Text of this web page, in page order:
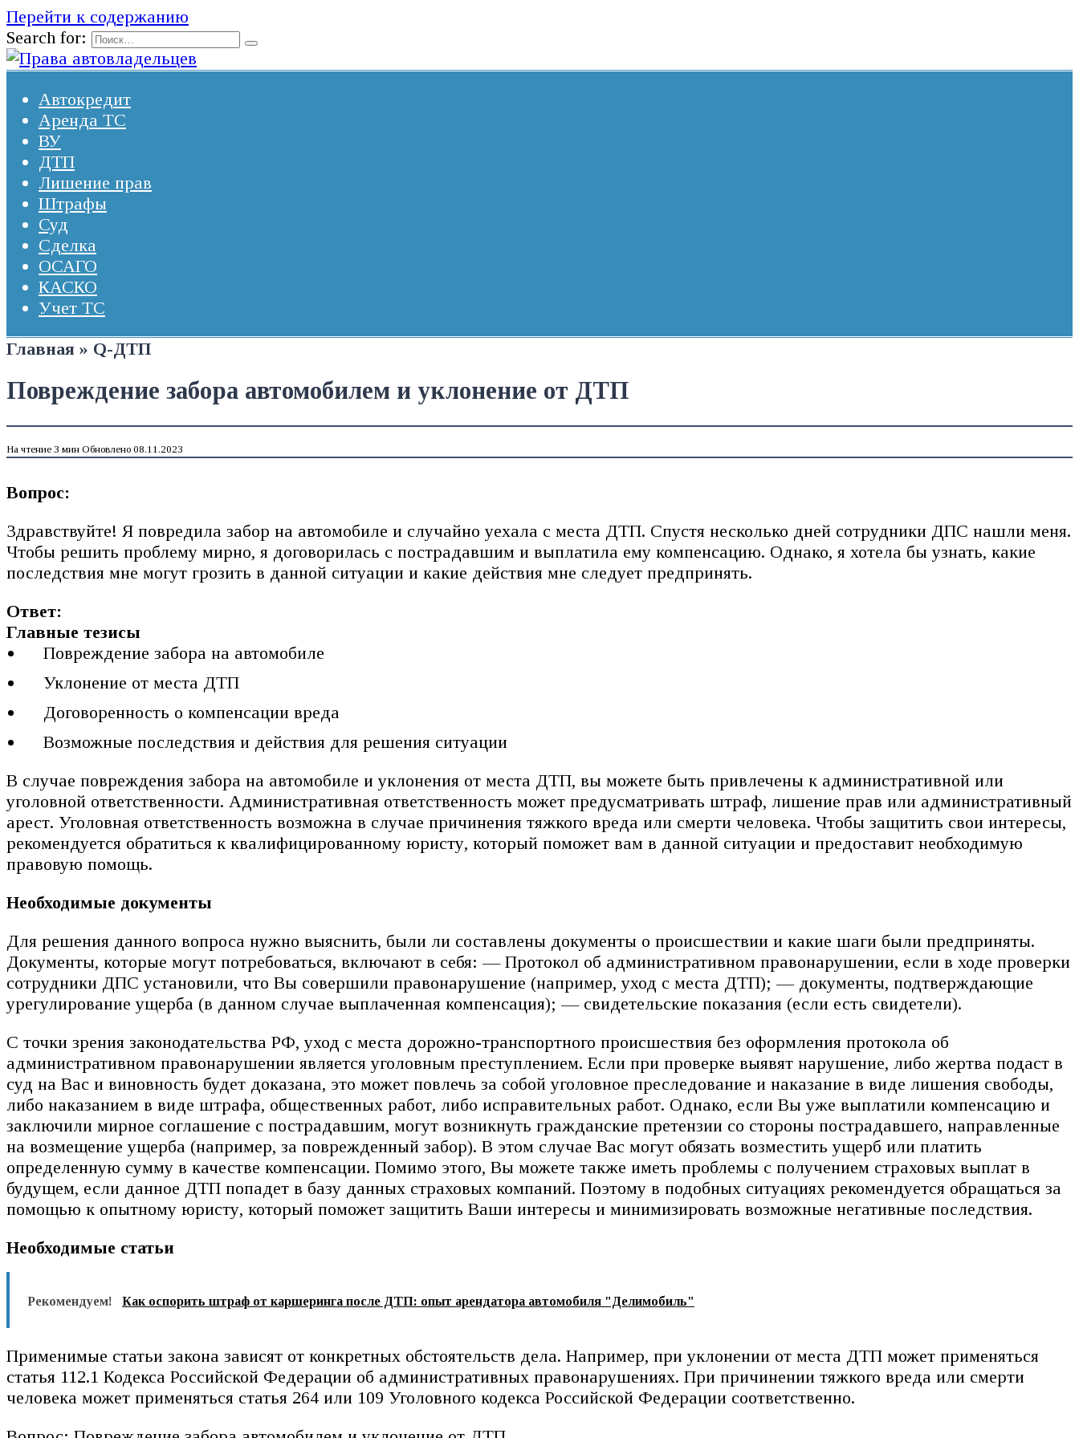
Перейти к содержанию
Search for:
Автокредит
Аренда ТС
ВУ
ДТП
Лишение прав
Штрафы
Суд
Сделка
ОСАГО
КАСКО
Учет ТС
Главная » Q-ДТП
Повреждение забора автомобилем и уклонение от ДТП
На чтение 3 мин Обновлено 08.11.2023
Вопрос:
Здравствуйте! Я повредила забор на автомобиле и случайно уехала с места ДТП. Спустя несколько дней сотрудники ДПС нашли меня.
Чтобы решить проблему мирно, я договорилась с пострадавшим и выплатила ему компенсацию. Однако, я хотела бы узнать, какие
последствия мне могут грозить в данной ситуации и какие действия мне следует предпринять.
Ответ:
Главные тезисы
Повреждение забора на автомобиле
Уклонение от места ДТП
Договоренность о компенсации вреда
Возможные последствия и действия для решения ситуации
В случае повреждения забора на автомобиле и уклонения от места ДТП, вы можете быть привлечены к административной или
уголовной ответственности. Административная ответственность может предусматривать штраф, лишение прав или административный
арест. Уголовная ответственность возможна в случае причинения тяжкого вреда или смерти человека. Чтобы защитить свои интересы,
рекомендуется обратиться к квалифицированному юристу, который поможет вам в данной ситуации и предоставит необходимую
правовую помощь.
Необходимые документы
Для решения данного вопроса нужно выяснить, были ли составлены документы о происшествии и какие шаги были предприняты.
Документы, которые могут потребоваться, включают в себя: — Протокол об административном правонарушении, если в ходе проверки
сотрудники ДПС установили, что Вы совершили правонарушение (например, уход с места ДТП); — документы, подтверждающие
урегулирование ущерба (в данном случае выплаченная компенсация); — свидетельские показания (если есть свидетели).
С точки зрения законодательства РФ, уход с места дорожно-транспортного происшествия без оформления протокола об
административном правонарушении является уголовным преступлением. Если при проверке выявят нарушение, либо жертва подаст в
суд на Вас и виновность будет доказана, это может повлечь за собой уголовное преследование и наказание в виде лишения свободы,
либо наказанием в виде штрафа, общественных работ, либо исправительных работ. Однако, если Вы уже выплатили компенсацию и
заключили мирное соглашение с пострадавшим, могут возникнуть гражданские претензии со стороны пострадавшего, направленные
на возмещение ущерба (например, за поврежденный забор). В этом случае Вас могут обязать возместить ущерб или платить
определенную сумму в качестве компенсации. Помимо этого, Вы можете также иметь проблемы с получением страховых выплат в
будущем, если данное ДТП попадет в базу данных страховых компаний. Поэтому в подобных ситуациях рекомендуется обращаться за
помощью к опытному юристу, который поможет защитить Ваши интересы и минимизировать возможные негативные последствия.
Необходимые статьи
Рекомендуем! Как оспорить штраф от каршеринга после ДТП: опыт арендатора автомобиля "Делимобиль"
Применимые статьи закона зависят от конкретных обстоятельств дела. Например, при уклонении от места ДТП может применяться
статья 112.1 Кодекса Российской Федерации об административных правонарушениях. При причинении тяжкого вреда или смерти
человека может применяться статья 264 или 109 Уголовного кодекса Российской Федерации соответственно.